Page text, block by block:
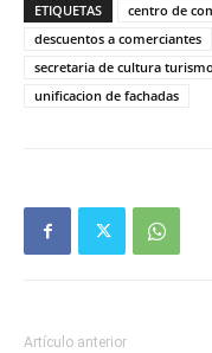
ETIQUETAS centro de
descuentos a comerciantes
secretaria de cultura
unificacion de fachadas
Artículo anterior